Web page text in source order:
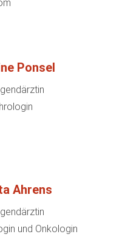
Ponsel
Ahrens
und Onkologin